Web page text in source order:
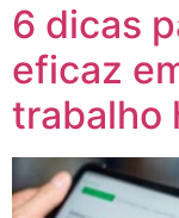
6 dicas
eficaz
trabalho